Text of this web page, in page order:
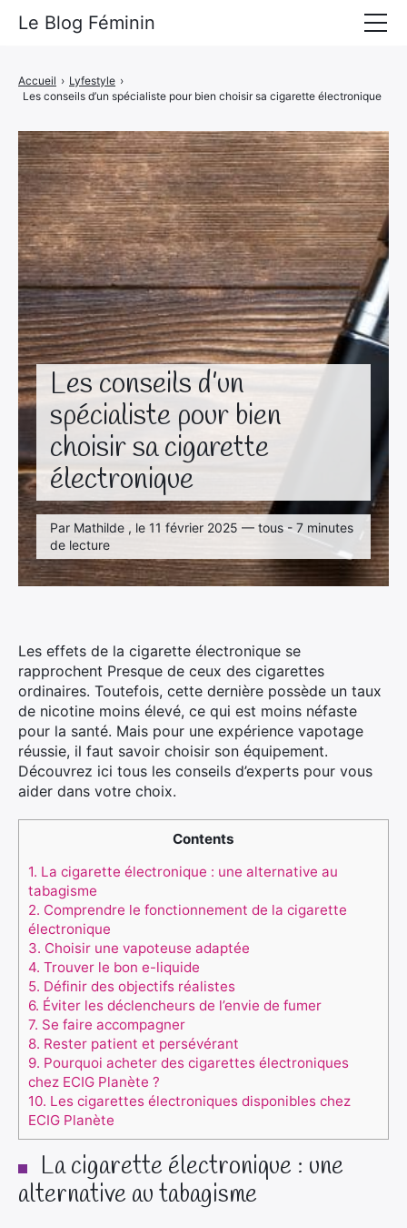
Les conseils d’un
spécialiste pour bien
choisir sa cigarette
électronique
Par Mathilde , le 11 février 2025 — tous - 7 minutes
de lecture
Accueil › Lyfestyle ›
Les conseils d’un spécialiste pour bien choisir sa cigarette électronique
Les effets de la cigarette électronique se
rapprochent Presque de ceux des cigarettes
ordinaires. Toutefois, cette dernière possède un taux
de nicotine moins élevé, ce qui est moins néfaste
pour la santé. Mais pour une expérience vapotage
réussie, il faut savoir choisir son équipement.
Découvrez ici tous les conseils d’experts pour vous
aider dans votre choix.
Contents
1. La cigarette électronique : une alternative au
tabagisme
2. Comprendre le fonctionnement de la cigarette
électronique
3. Choisir une vapoteuse adaptée
4. Trouver le bon e-liquide
5. Définir des objectifs réalistes
6. Éviter les déclencheurs de l’envie de fumer
7. Se faire accompagner
8. Rester patient et persévérant
9. Pourquoi acheter des cigarettes électroniques
chez ECIG Planète ?
10. Les cigarettes électroniques disponibles chez
ECIG Planète
La cigarette électronique : une
alternative au tabagisme
Le Blog Féminin
Alimentation
Mode
Beauté
Bien-être
Voyages
Déco & Maison
Amour